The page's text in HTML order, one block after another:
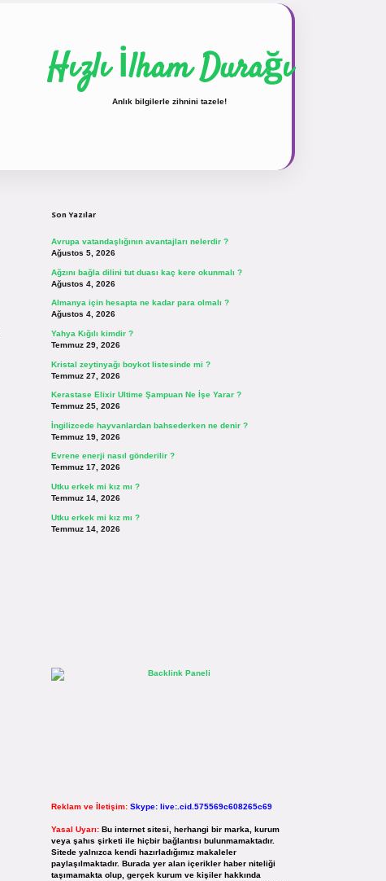
Hızlı İlham Durağı
Anlık bilgilerle zihnini tazele!
Son Yazılar
Avrupa vatandaşlığının avantajları nelerdir ?
Ağustos 5, 2026
Ağzını bağla dilini tut duası kaç kere okunmalı ?
Ağustos 4, 2026
Almanya için hesapta ne kadar para olmalı ?
Ağustos 4, 2026
Yahya Kığılı kimdir ?
Temmuz 29, 2026
Kristal zeytinyağı boykot listesinde mi ?
Temmuz 27, 2026
Kerastase Elixir Ultime Şampuan Ne İşe Yarar ?
Temmuz 25, 2026
İngilizcede hayvanlardan bahsederken ne denir ?
Temmuz 19, 2026
Evrene enerji nasıl gönderilir ?
Temmuz 17, 2026
Utku erkek mi kız mı ?
Temmuz 14, 2026
Utku erkek mi kız mı ?
Temmuz 14, 2026
Reklam ve İletişim: Skype: live:.cid.575569c608265c69
Yasal Uyarı: Bu internet sitesi, herhangi bir marka, kurum
veya şahıs şirketi ile hiçbir bağlantısı bulunmamaktadır.
Sitede yalnızca kendi hazırladığımız makaleler
paylaşılmaktadır. Burada yer alan içerikler haber niteliği
taşımamakta olup, gerçek kurum ve kişiler hakkında